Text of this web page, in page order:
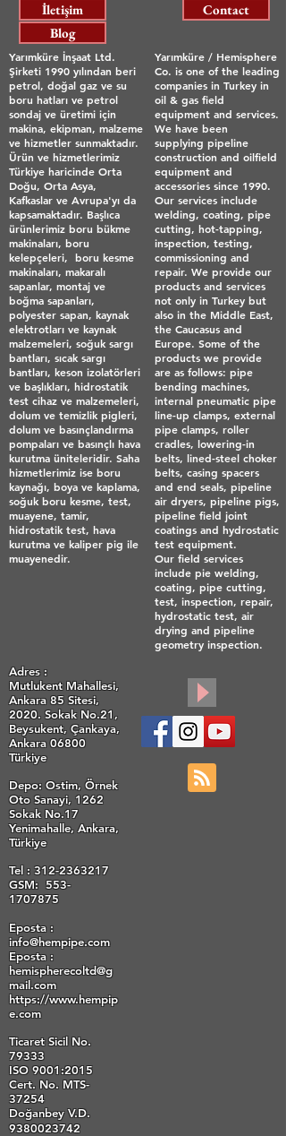
İletişim
Contact
Blog
Yarımküre İnşaat Ltd.
Şirketi 1990 yılından beri
petrol, doğal gaz ve su
boru hatları ve petrol
sondaj ve üretimi için
makina, ekipman, malzeme
ve hizmetler sunmaktadır.
Ürün ve hizmetlerimiz
Türkiye haricinde Orta
Doğu, Orta Asya,
Kafkaslar ve Avrupa'yı da
kapsamaktadır. Başlıca
ürünlerimiz boru bükme
makinaları, boru
kelepçeleri, boru kesme
makinaları, makaralı
sapanlar, montaj ve
boğma sapanları,
polyester sapan, kaynak
elektrotları ve kaynak
malzemeleri, soğuk sargı
bantları, sıcak sargı
bantları, keson izolatörleri
ve başlıkları, hidrostatik
test cihaz ve malzemeleri,
dolum ve temizlik pigleri,
dolum ve basınçlandırma
pompaları ve basınçlı hava
kurutma üniteleridir. Saha
hizmetlerimiz ise boru
kaynağı, boya ve kaplama,
soğuk boru kesme, test,
muayene, tamir,
hidrostatik test, hava
kurutma ve kaliper pig ile
muayenedir.
Yarımküre / Hemisphere
Co. is one of the leading
companies in Turkey in
oil & gas field
equipment and services.
We have been
supplying pipeline
construction and oilfield
equipment and
accessories since 1990.
Our services include
welding, coating, pipe
cutting, hot-tapping,
inspection, testing,
commissioning and
repair. We provide our
products and services
not only in Turkey but
also in the Middle East,
the Caucasus and
Europe. Some of the
products we provide
are as follows: pipe
bending machines,
internal pneumatic pipe
line-up clamps, external
pipe clamps, roller
cradles, lowering-in
belts, lined-steel choker
belts, casing spacers
and end seals, pipeline
air dryers, pipeline pigs,
pipeline field joint
coatings and hydrostatic
test equipment.
Our field services
include pie welding,
coating, pipe cutting,
test, inspection, repair,
hydrostatic test, air
drying and pipeline
geometry inspection.
Adres :
Mutlukent Mahallesi,
Ankara 85 Sitesi,
2020. Sokak No.21,
Beysukent, Çankaya,
Ankara 06800
Türkiye
Depo: Ostim, Örnek
Oto Sanayi, 1262
Sokak No.17
Yenimahalle, Ankara,
Türkiye
Tel : 312-2363217
GSM: 553-
1707875
Eposta :
info@hempipe.com
Eposta :
hemispherecoltd@g
mail.com
https://www.hempip
e.com
Ticaret Sicil No.
79333
ISO 9001:2015
Cert. No. MTS-
37254
Doğanbey V.D.
9380023742